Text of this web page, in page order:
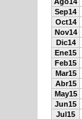
Sep14
Oct14
Nov14
Dic14
Ene15
Feb15
Mar15
Abr15
May15
Jun15
Jul15